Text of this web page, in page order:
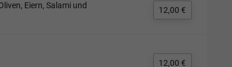
Eiern, Salami und
12,00 €
12,00 €